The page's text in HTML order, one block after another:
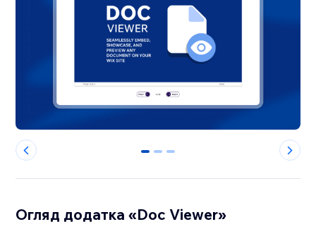
0 1 2
Огляд додатка «Doc Viewer»